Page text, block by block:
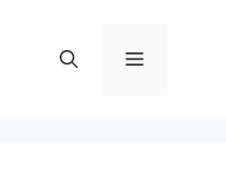
القائمة